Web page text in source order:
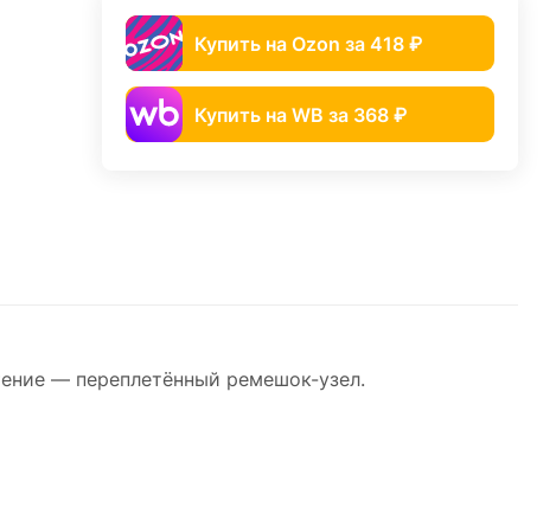
Купить на Ozon за 418 ₽
Купить на WB за 368 ₽
— переплетённый ремешок-узел.